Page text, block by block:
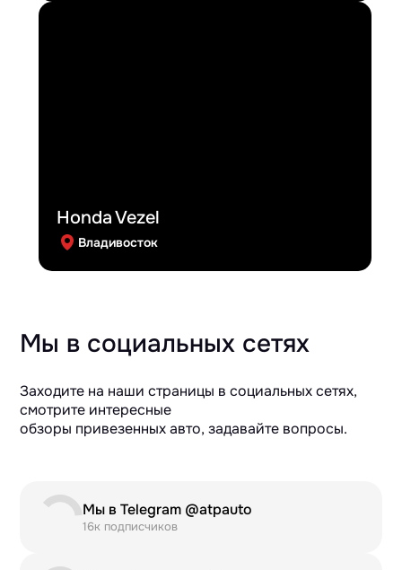
Honda Vezel
Владивосток
Мы в социальных сетях
Заходите на наши страницы в социальных сетях,
смотрите интересные
обзоры привезенных авто, задавайте вопросы.
Мы в Telegram @atpauto
16к подписчиков